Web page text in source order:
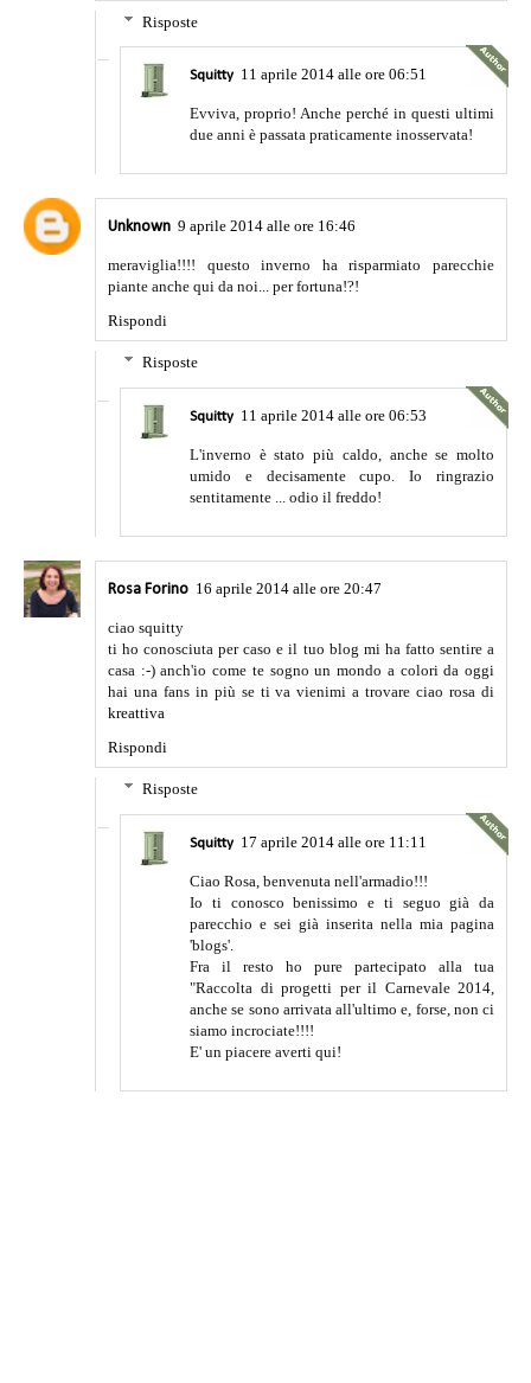
Risposte
Squitty 11 aprile 2014 alle ore 06:51
Evviva, proprio! Anche perché in questi ultimi
due anni è passata praticamente inosservata!
Unknown 9 aprile 2014 alle ore 16:46
meraviglia!!!! questo inverno ha risparmiato parecchie
piante anche qui da noi... per fortuna!?!
Rispondi
Risposte
Squitty 11 aprile 2014 alle ore 06:53
L'inverno è stato più caldo, anche se molto
umido e decisamente cupo. Io ringrazio
sentitamente ... odio il freddo!
Rosa Forino 16 aprile 2014 alle ore 20:47
ciao squitty
ti ho conosciuta per caso e il tuo blog mi ha fatto sentire a
casa :-) anch'io come te sogno un mondo a colori da oggi
hai una fans in più se ti va vienimi a trovare ciao rosa di
kreattiva
Rispondi
Risposte
Squitty 17 aprile 2014 alle ore 11:11
Ciao Rosa, benvenuta nell'armadio!!!
Io ti conosco benissimo e ti seguo già da
parecchio e sei già inserita nella mia pagina
'blogs'.
Fra il resto ho pure partecipato alla tua
"Raccolta di progetti per il Carnevale 2014,
anche se sono arrivata all'ultimo e, forse, non ci
siamo incrociate!!!!
E' un piacere averti qui!